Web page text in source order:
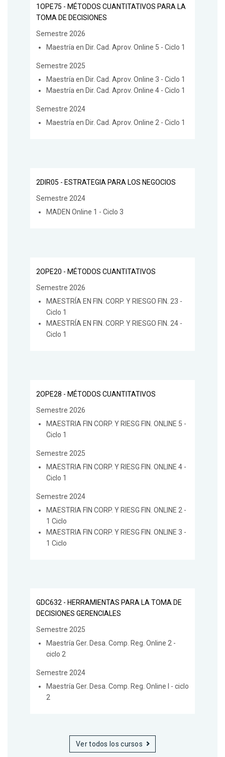
1OPE75 - MÉTODOS CUANTITATIVOS PARA LA
TOMA DE DECISIONES
Semestre 2026
Maestría en Dir. Cad. Aprov. Online 5 - Ciclo 1
Semestre 2025
Maestría en Dir. Cad. Aprov. Online 3 - Ciclo 1
Maestría en Dir. Cad. Aprov. Online 4 - Ciclo 1
Semestre 2024
Maestría en Dir. Cad. Aprov. Online 2 - Ciclo 1
2DIR05 - ESTRATEGIA PARA LOS NEGOCIOS
Semestre 2024
MADEN Online 1 - Ciclo 3
2OPE20 - MÉTODOS CUANTITATIVOS
Semestre 2026
MAESTRÍA EN FIN. CORP. Y RIESGO FIN. 23 -
Ciclo 1
MAESTRÍA EN FIN. CORP. Y RIESGO FIN. 24 -
Ciclo 1
2OPE28 - MÉTODOS CUANTITATIVOS
Semestre 2026
MAESTRIA FIN CORP. Y RIESG FIN. ONLINE 5 -
Ciclo 1
Semestre 2025
MAESTRIA FIN CORP. Y RIESG FIN. ONLINE 4 -
Ciclo 1
Semestre 2024
MAESTRIA FIN CORP. Y RIESG FIN. ONLINE 2 -
1 Ciclo
MAESTRIA FIN CORP. Y RIESG FIN. ONLINE 3 -
1 Ciclo
GDC632 - HERRAMIENTAS PARA LA TOMA DE
DECISIONES GERENCIALES
Semestre 2025
Maestría Ger. Desa. Comp. Reg. Online 2 -
ciclo 2
Semestre 2024
Maestría Ger. Desa. Comp. Reg. Online I - ciclo
2
Ver todos los cursos